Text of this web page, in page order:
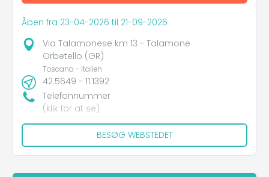
Åben fra 23-04-2026 til 21-09-2026
Via Talamonese km 13 - Talamone
Orbetello (GR)
Toscana - Italien
42.5649 - 11.1392
Telefonnummer
(klik for at se)
BESØG WEBSTEDET